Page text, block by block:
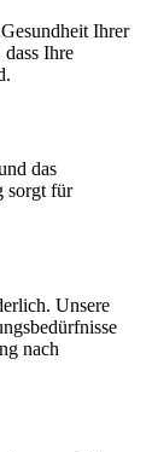
Ihrer
Ihre
das
sorgt für
Unsere
nach